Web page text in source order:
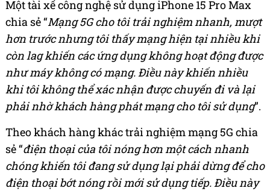
Một tài xế công nghệ sử dụng iPhone 15 Pro Max
chia sẻ “Mạng 5G cho tôi trải nghiệm nhanh, mượt
hơn trước nhưng tôi thấy mạng hiện tại nhiều khi
còn lag khiến các ứng dụng không hoạt động được
như máy không có mạng. Điều này khiến nhiều
khi tôi không thể xác nhận được chuyến đi và lại
phải nhờ khách hàng phát mạng cho tôi sử dụng”.
Theo khách hàng khác trải nghiệm mạng 5G chia
sẻ “điện thoại của tôi nóng hơn một cách nhanh
chóng khiến tôi đang sử dụng lại phải dừng để cho
điện thoại bớt nóng rồi mới sử dụng tiếp. Điều này